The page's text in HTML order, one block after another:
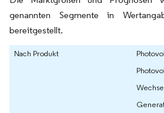
genannten Segmente in
bereitgestellt.
Nach Produkt